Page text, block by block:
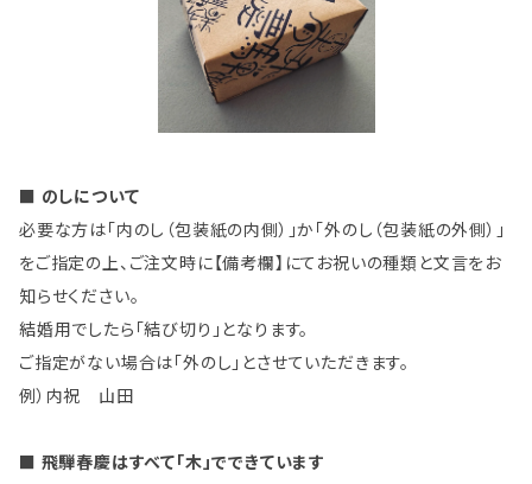
■ のしについて
必要な方は「内のし（包装紙の内側）」か「外のし（包装紙の外側）」
をご指定の上、ご注文時に【備考欄】にてお祝いの種類と文言をお
知らせください。
結婚用でしたら「結び切り」となります。
ご指定がない場合は「外のし」とさせていただきます。
例）内祝 山田
■ 飛騨春慶はすべて「木」でできています